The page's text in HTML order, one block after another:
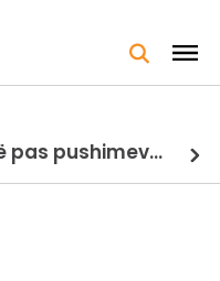
U nisën drejt Gjermanisë pas pushimeve në Kosovë, humbin jetën në aksident tre anëtarët e familjes nga Kosova